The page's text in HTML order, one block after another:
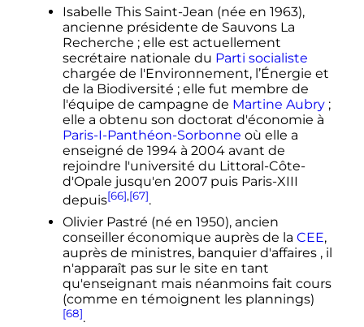
Isabelle This Saint-Jean (née en 1963),
ancienne présidente de Sauvons La
Recherche ; elle est actuellement
secrétaire nationale du Parti socialiste
chargée de l'Environnement, l’Énergie et
de la Biodiversité ; elle fut membre de
l'équipe de campagne de Martine Aubry ;
elle a obtenu son doctorat d'économie à
Paris-I-Panthéon-Sorbonne où elle a
enseigné de 1994 à 2004 avant de
rejoindre l'université du Littoral-Côte-
d'Opale jusqu'en 2007 puis Paris-XIII
depuis[66],[67].
Olivier Pastré (né en 1950), ancien
conseiller économique auprès de la CEE,
auprès de ministres, banquier d'affaires , il
n'apparaît pas sur le site en tant
qu'enseignant mais néanmoins fait cours
(comme en témoignent les plannings)
[68].